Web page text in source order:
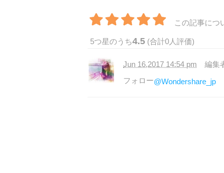
この記事につ
5つ星のうち4.5 (合計0 人評価)
Jun 16,2017 14:54 pm 編集
フォロー@Wondershare_jp